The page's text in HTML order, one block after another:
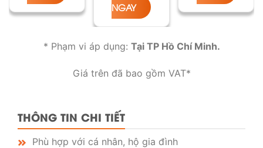
NGAY
* Phạm vi áp dụng: Tại TP Hồ Chí Minh.
Giá trên đã bao gồm VAT*
THÔNG TIN CHI TIẾT
Phù hợp với cá nhân, hộ gia đình